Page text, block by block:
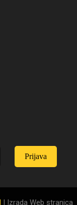
Prijava
| Izrada Web stranica